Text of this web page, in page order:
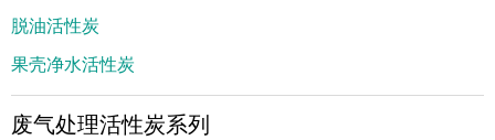
脱油活性炭
果壳净水活性炭
废气处理活性炭系列